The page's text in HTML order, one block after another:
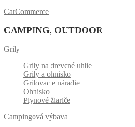
CarCommerce
CAMPING, OUTDOOR
Grily
Grily na drevené uhlie
Grily a ohnisko
Grilovacie náradie
Ohnisko
Plynové žiariče
Campingová výbava